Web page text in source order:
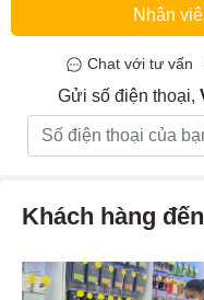
Nhân
Chat với tư vấn
Gửi số điện thoại,
Khách hàng